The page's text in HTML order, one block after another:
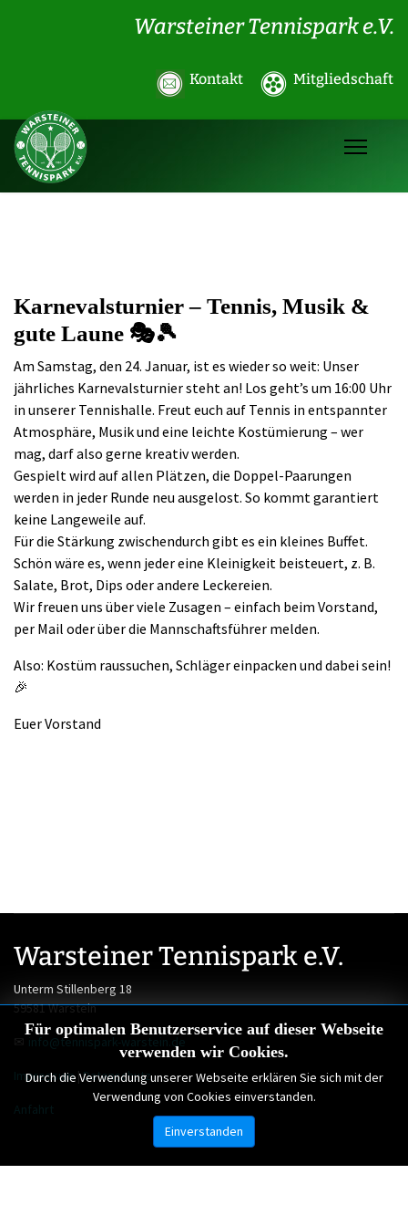
Warsteiner Tennispark e.V.
Kontakt Mitgliedschaft
Karnevalsturnier – Tennis, Musik &
gute Laune 🎭🎾
Am Samstag, den 24. Januar, ist es wieder so weit: Unser
jährliches Karnevalsturnier steht an! Los geht’s um 16:00 Uhr
in unserer Tennishalle. Freut euch auf Tennis in entspannter
Atmosphäre, Musik und eine leichte Kostümierung – wer
mag, darf also gerne kreativ werden.
Gespielt wird auf allen Plätzen, die Doppel-Paarungen
werden in jeder Runde neu ausgelost. So kommt garantiert
keine Langeweile auf.
Für die Stärkung zwischendurch gibt es ein kleines Buffet.
Schön wäre es, wenn jeder eine Kleinigkeit beisteuert, z. B.
Salate, Brot, Dips oder andere Leckereien.
Wir freuen uns über viele Zusagen – einfach beim Vorstand,
per Mail oder über die Mannschaftsführer melden.
Also: Kostüm raussuchen, Schläger einpacken und dabei sein!
🎉
Euer Vorstand
Für optimalen Benutzerservice auf dieser Webseite
verwenden wir Cookies.
Durch die Verwendung unserer Webseite erklären Sie sich mit der
Verwendung von Cookies einverstanden.
Einverstanden
Warsteiner Tennispark e.V.
Unterm Stillenberg 18
59581 Warstein
✉ info@tennispark-warstein.de
Impressum|Datenschutz
Anfahrt